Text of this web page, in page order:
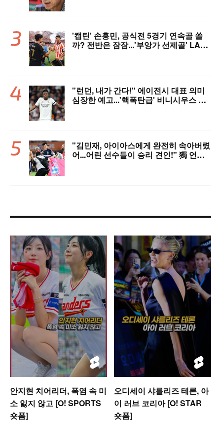
'캡틴' 손흥민, 공식전 5경기 연속골 쏠
까? 전반은 잠잠...'부앙가 선제골' LAF
"런던, 내가 간다!" 에이전시 대표 의미
심장한 예고...'핵폭탄급' 비니시우스 아
"김민재, 아이아스에게 완전히 속아버렸
어...어린 선수들이 승리 견인!" 獨 언론,
안지현 치어리더, 폭염 속 미
소 잃지 않고 [O! SPORTS
숏폼]
오디세이 샤를리즈 테론, 아
이 러브 코리아 [O! STAR
숏폼]